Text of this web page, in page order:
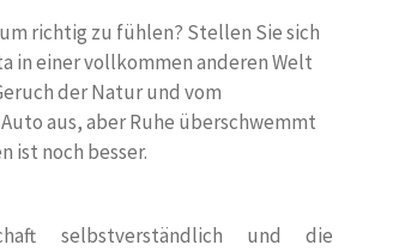
richtig zu fühlen? Stellen Sie sich
in einer vollkommen anderen Welt
der Natur und vom
aus, aber Ruhe überschwemmt
ist noch besser.
selbstverständlich und die